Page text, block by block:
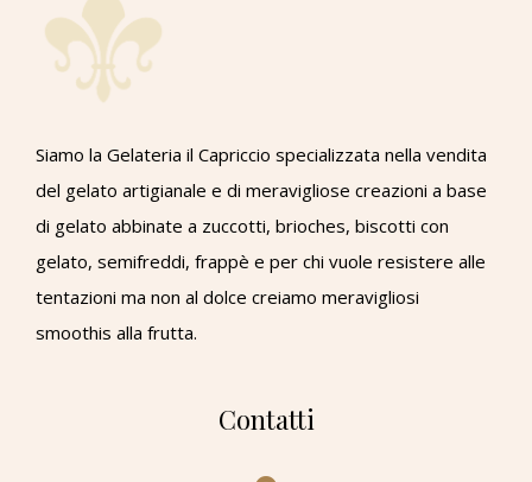
Siamo la Gelateria il Capriccio specializzata nella vendita
del gelato artigianale e di meravigliose creazioni a base
di gelato abbinate a zuccotti, brioches, biscotti con
gelato, semifreddi, frappè e per chi vuole resistere alle
tentazioni ma non al dolce creiamo meravigliosi
smoothis alla frutta.
Contatti